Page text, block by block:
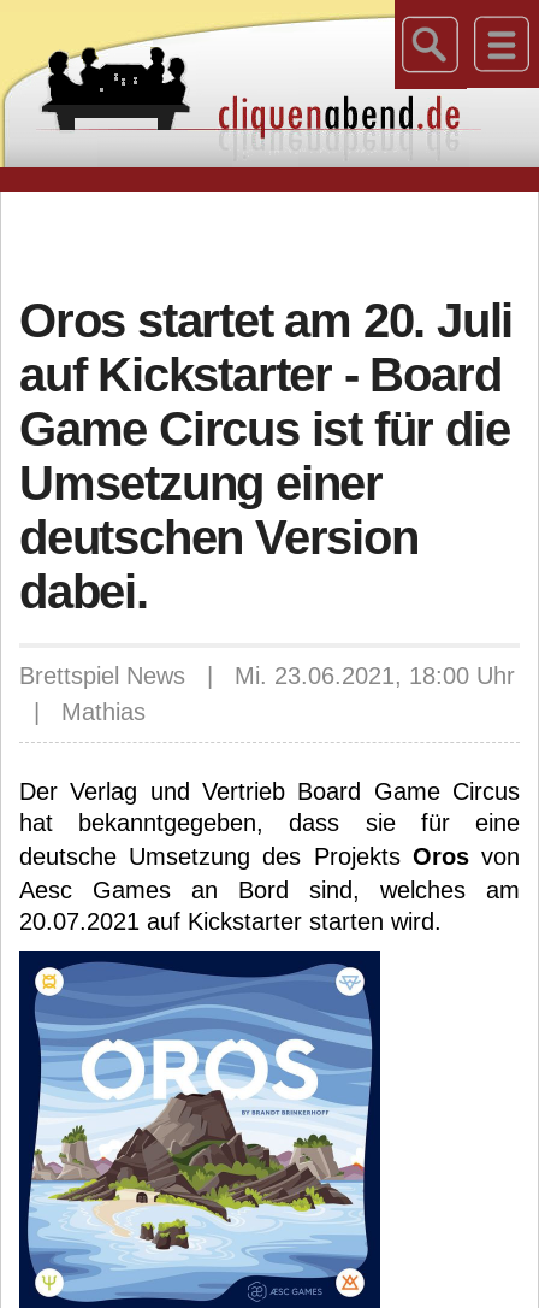
Oros startet am 20. Juli
auf Kickstarter - Board
Game Circus ist für die
Umsetzung einer
deutschen Version
dabei.
Brettspiel News | Mi. 23.06.2021, 18:00 Uhr
| Mathias
Der Verlag und Vertrieb Board Game Circus
hat bekanntgegeben, dass sie für eine
deutsche Umsetzung des Projekts Orosvon
Aesc Games an Bord sind, welches am
20.07.2021 auf Kickstarter starten wird.